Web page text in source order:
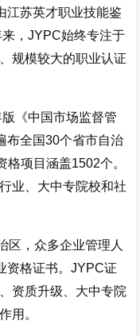
苏英才职业技能鉴
来，JYPC始终专注于
规模较大的职业认证
《中国市场监督管
布全国30个省市自治
项目涵盖1502个。
业、大中专院校和社
，众多企业管理人
资格证书。JYPC证
资质升级、大中专院
用 。